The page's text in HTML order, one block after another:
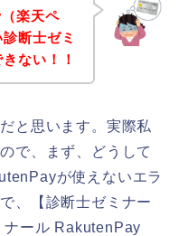
楽天ペ
断士ゼミ
ない！！
と思います。実際私
で、まず、どうして
が使えないエラ
、【診断士ゼミナー
ナール RakutenPay